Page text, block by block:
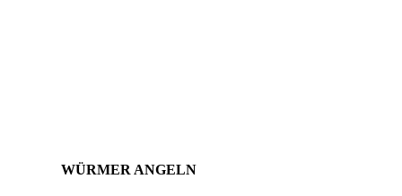
WÜRMER ANGELN